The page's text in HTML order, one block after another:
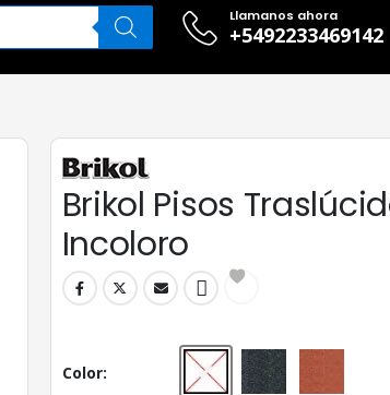
Llamanos ahora
+5492233469142
Brikol Pisos
Incoloro
Color IncoloroNegro Translúcido